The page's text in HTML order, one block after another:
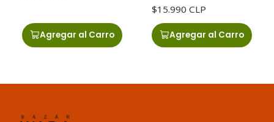
Agregar al Carro
$15.990 CLP
Agregar al Carro